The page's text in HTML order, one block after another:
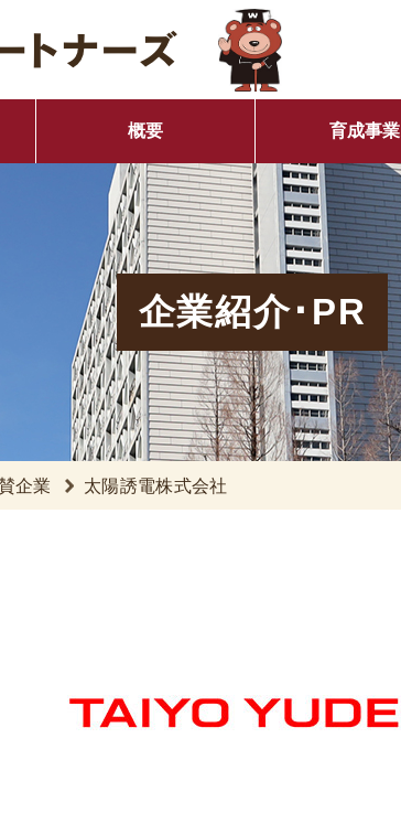
概要
目的
イベント案内
協賛の主な流れ
育成事業
奨学金事業
企業紹介･PR
企業 太陽誘電株式会社